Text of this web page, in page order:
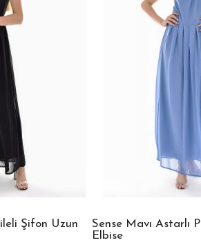
Şifon Uzun
Sense Mavı Astarlı
Elbise